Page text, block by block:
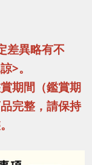
差異略有不
>。
期間（鑑賞期
完整，請保持